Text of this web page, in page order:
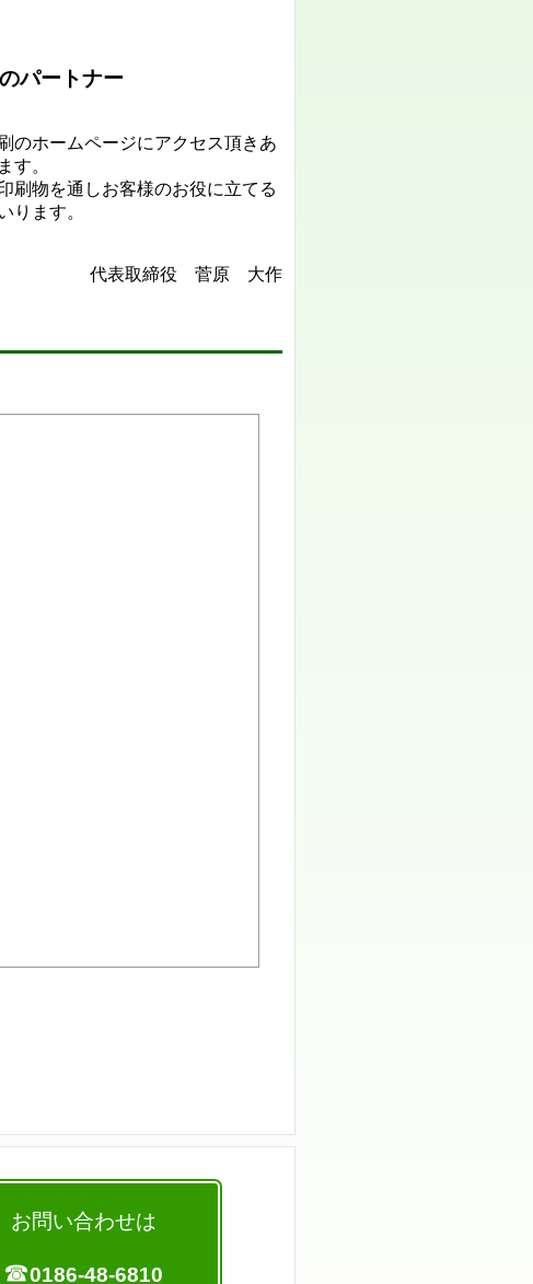
パートナー
のホームページにアクセス頂きあ
す。
刷物を通しお客様のお役に立てる
ります。
代表取締役 菅原 大作
お問い合わせは
☎0186-48-6810